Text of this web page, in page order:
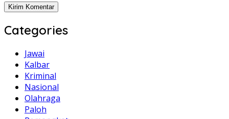
Categories
Jawai
Kalbar
Kriminal
Nasional
Olahraga
Paloh